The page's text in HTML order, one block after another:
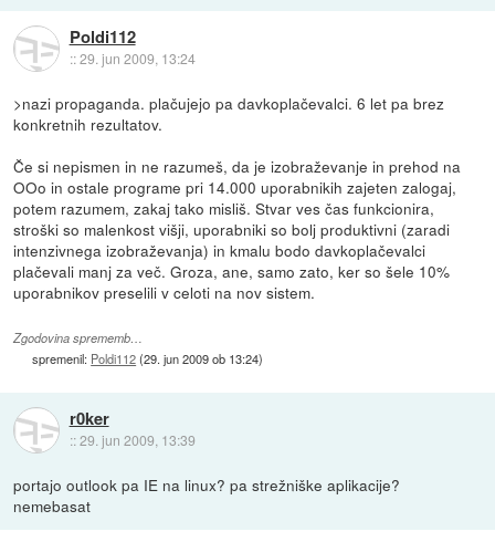
Poldi112
::29. jun 2009, 13:24
>nazi propaganda. plačujejo pa davkoplačevalci. 6 let pa brez
konkretnih rezultatov.
Če si nepismen in ne razumeš, da je izobraževanje in prehod na
OOo in ostale programe pri 14.000 uporabnikih zajeten zalogaj,
potem razumem, zakaj tako misliš. Stvar ves čas funkcionira,
stroški so malenkost višji, uporabniki so bolj produktivni (zaradi
intenzivnega izobraževanja) in kmalu bodo davkoplačevalci
plačevali manj za več. Groza, ane, samo zato, ker so šele 10%
uporabnikov preselili v celoti na nov sistem.
Zgodovina sprememb…
spremenil: Poldi112(29. jun 2009 ob 13:24)
r0ker
::29. jun 2009, 13:39
portajo outlook pa IE na linux? pa strežniške aplikacije?
nemebasat